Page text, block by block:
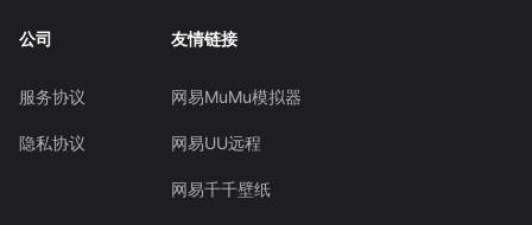
公司
服务协议
隐私协议
友情链接
网易MuMu模拟器
网易UU远程
网易千千壁纸